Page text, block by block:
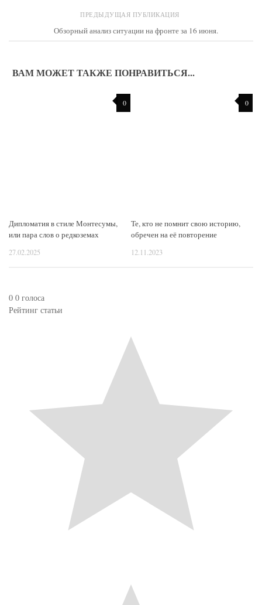
ПРЕДЫДУЩАЯ ПУБЛИКАЦИЯ
Обзорный анализ ситуации на фронте за 16 июня.
ВАМ МОЖЕТ ТАКЖЕ ПОНРАВИТЬСЯ...
0
Дипломатия в стиле Монтесумы,
или пара слов о редкоземах
27.02.2025
0
Те, кто не помнит свою историю,
обречен на её повторение
12.11.2023
0 0 голоса
Рейтинг статьи